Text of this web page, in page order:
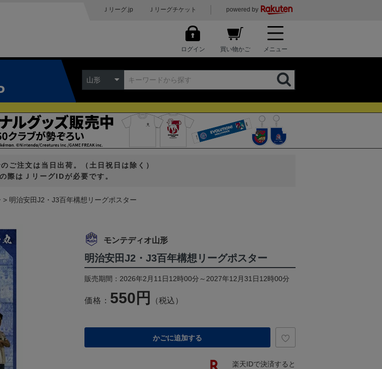
Ｊリーグ.jp Ｊリーグチケット powered by
ログイン 買い物かご メニュー
山形
ご注文は当日出荷。（土日祝日は除く）
際はＪリーグIDが必要です。
明治安田J2・J3百年構想リーグポスター
モンテディオ山形
明治安田J2・J3百年構想リーグポスター
販売期間：2026年2月11日12時00分～2027年12月31日12時00分
価格： 550円 （税込）
かごに追加する
楽天IDで決済すると